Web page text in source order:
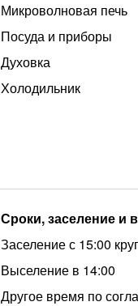
Микроволновая печь
Посуда и приборы
Духовка
Холодильник
Сроки, заселение и
Заселение с 15:00
Выселение в 14:00
Другое время по